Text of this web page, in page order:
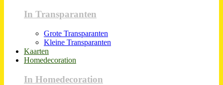
In Transparanten
Grote Transparanten
Kleine Transparanten
Kaarten
Homedecoration
In Homedecoration